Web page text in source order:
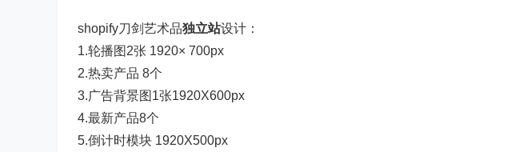
shopify刀剑艺术品独立站设计：
1.轮播图2张 1920× 700px
2.热卖产品 8个
3.广告背景图1张1920X600px
4.最新产品8个
5.倒计时模块 1920X500px